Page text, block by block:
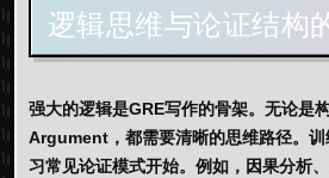
逻辑思维与论证结构
强大的逻辑是GRE写作的骨架。无论是
Argument，都需要清晰的思维路径。
习常见论证模式开始。例如，因果分析